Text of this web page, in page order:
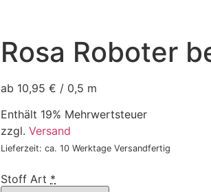
Rosa Roboter
ab 10,95 € / 0,5 m
Enthält 19% Mehrwertsteuer
zzgl. Versand
Lieferzeit: ca. 10 Werktage Versandfertig
Stoff Art *